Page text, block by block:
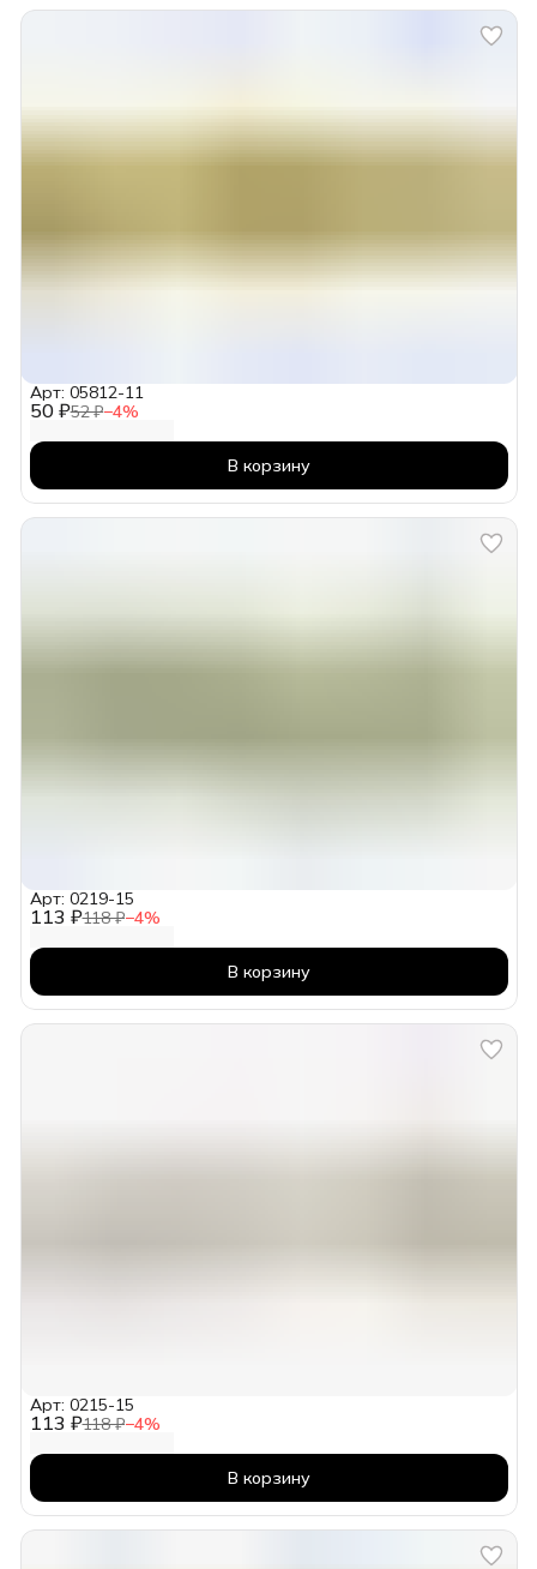
50 ₽52 ₽−4%
Арт: 05812-11
В корзину
113 ₽118 ₽−4%
Арт: 0219-15
В корзину
113 ₽118 ₽−4%
Арт: 0215-15
В корзину